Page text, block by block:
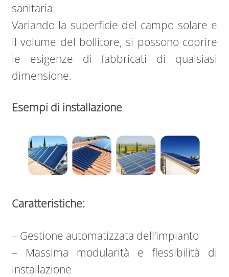
sanitaria.
Variando la superficie del campo solare e
il volume del bollitore, si possono coprire
le esigenze di fabbricati di qualsiasi
dimensione.
Esempi di installazione
Caratteristiche:
– Gestione automatizzata dell’impianto
– Massima modularità e flessibilità di
installazione